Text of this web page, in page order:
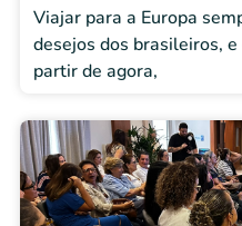
Viajar para a Europa
desejos dos brasileiros,
partir de agora,